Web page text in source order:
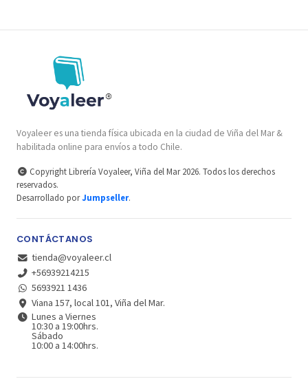
Voyaleer es una tienda física ubicada en la ciudad de Viña del Mar &
habilitada online para envíos a todo Chile.
Copyright Librería Voyaleer, Viña del Mar 2026. Todos los derechos
reservados.
Desarrollado porJumpseller.
CONTÁCTANOS
tienda@voyaleer.cl
+56939214215
5693921 1436
Viana 157, local 101, Viña del Mar.
Lunes a Viernes
10:30 a 19:00hrs.
Sábado
10:00 a 14:00hrs.